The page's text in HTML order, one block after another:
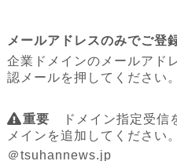
メールアドレスのみでご登
企業ドメインのメールアド
認メールを押してください。
重要 ドメイン指定受信
メインを追加してください。
＠tsuhannews.jp